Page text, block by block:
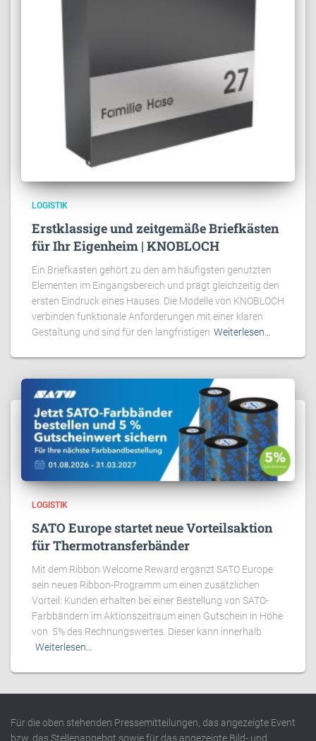
LOGISTIK
Erstklassige und zeitgemäße Briefkästen
für Ihr Eigenheim | KNOBLOCH
Ein Briefkasten gehört zu den am häufigsten genutzten
Elementen im Eingangsbereich und prägt gleichzeitig den
ersten Eindruck eines Hauses. Die Modelle von KNOBLOCH
verbinden funktionale Anforderungen mit einer klaren
Gestaltung und sind für den langfristigen Weiterlesen…
LOGISTIK
SATO Europe startet neue Vorteilsaktion
für Thermotransferbänder
Mit dem Ribbon Welcome Reward ergänzt SATO Europe
sein neues Ribbon-Programm um einen zusätzlichen
Vorteil: Kunden erhalten bei einer Bestellung von SATO-
Farbbändern im Aktionszeitraum einen Gutschein in Höhe
von 5% des Rechnungswertes. Dieser kann innerhalb
Weiterlesen…
Für die oben stehenden Pressemitteilungen, das angezeigte Event
bzw. das Stellenangebot sowie für das angezeigte Bild- und